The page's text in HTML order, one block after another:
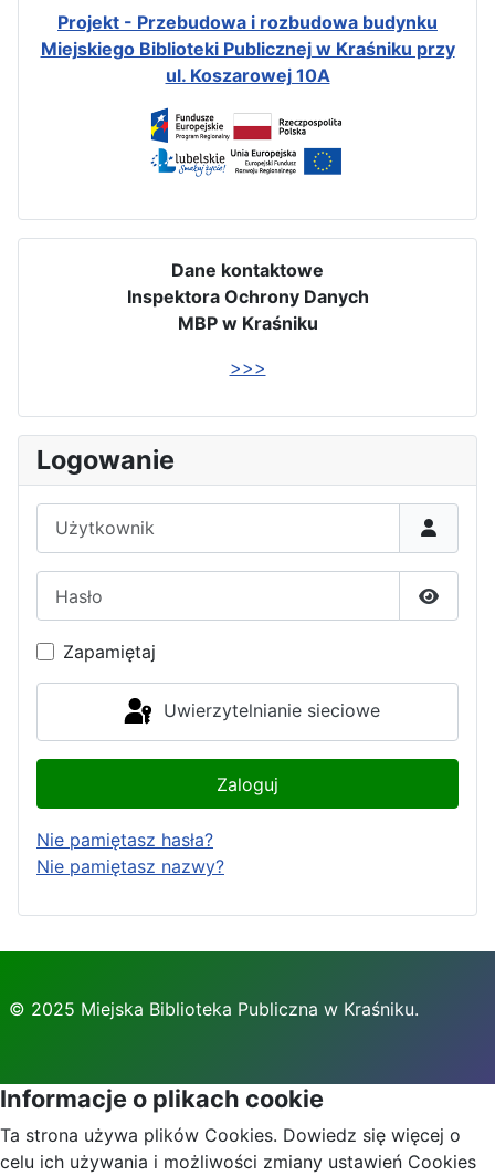
Projekt - Przebudowa i rozbudowa budynku
Miejskiego Biblioteki Publicznej w Kraśniku przy
ul. Koszarowej 10A
Dane kontaktowe
Inspektora Ochrony Danych
MBP w Kraśniku
>>>
Logowanie
Pokaż
Zapamiętaj
Uwierzytelnianie sieciowe
Zaloguj
Nie pamiętasz hasła?
Nie pamiętasz nazwy?
© 2025 Miejska Biblioteka Publiczna w Kraśniku.
Informacje o plikach cookie
Ta strona używa plików Cookies. Dowiedz się więcej o
celu ich używania i możliwości zmiany ustawień Cookies